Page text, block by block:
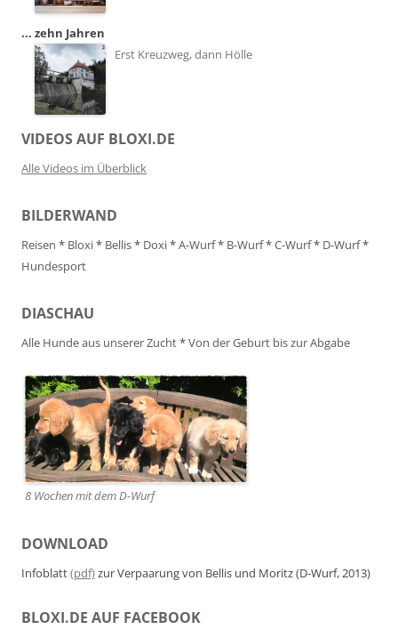
... zehn Jahren
Erst Kreuzweg, dann Hölle
VIDEOS AUF BLOXI.DE
Alle Videos im Überblick
BILDERWAND
Reisen * Bloxi* Bellis* Doxi*A-Wurf* B-Wurf*C-Wurf* D-Wurf*
Hundesport
DIASCHAU
Alle Hunde aus unserer Zucht*Von der Geburt bis zur Abgabe
8 Wochen mit dem D-Wurf
DOWNLOAD
Infoblatt(pdf)zur Verpaarung von Bellis und Moritz (D-Wurf, 2013)
BLOXI.DE AUF FACEBOOK